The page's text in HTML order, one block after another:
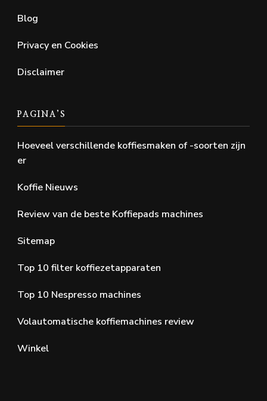
Blog
Privacy en Cookies
Disclaimer
PAGINA’S
Hoeveel verschillende koffiesmaken of -soorten zijn
er
Koffie Nieuws
Review van de beste Koffiepads machines
Sitemap
Top 10 filter koffiezetapparaten
Top 10 Nespresso machines
Volautomatische koffiemachines review
Winkel